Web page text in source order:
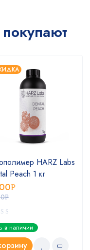
HARZ Labs
Peach 1 кг
Р
Р
в наличии